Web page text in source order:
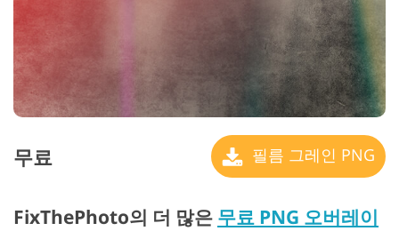
무료 필름 그레인 PNG
FixThePhoto의 더 많은 무료 PNG 오버레이